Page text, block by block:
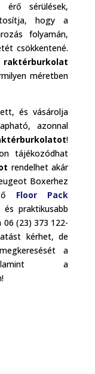
sérülések,
hogy a
folyamán,
csökkentené.
raktérburkolat
méretben
és vásárolja
azonnal
!
tájékozódhat
rendelhet akár
Boxerhez
Floor Pack
praktikusabb
(23) 373 122-
kérhet, de
a
valamint a